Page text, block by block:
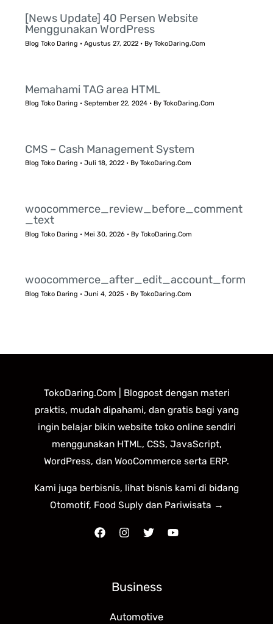
[News Update] 40 Persen Website
Menggunakan WordPress
Blog Toko Daring •Agustus 27, 2022 • ByTokoDaring.Com
Memahami TAG area HTML
Blog Toko Daring •September 22, 2024 • ByTokoDaring.Com
CMS – Cash Management System
Blog Toko Daring •Juli 18, 2022 • ByTokoDaring.Com
woocommerce_review_before_comment
_text
Blog Toko Daring • Mei 30, 2026 • ByTokoDaring.Com
woocommerce_after_edit_account_form
Blog Toko Daring •Juni 4, 2025 • ByTokoDaring.Com
TokoDaring.Com | Blogpost dengan materi
praktis, mudah dipahami, dan gratis bagi yang
ingin belajar bikin website toko online sendiri
menggunakan HTML, CSS, JavaScript,
WordPress, dan WooCommerce serta ERP.
Kami juga berbisnis, lihat bisnis kami di bidang
Otomotif, Food Suply dan Pariwisata →
Business
Automotive